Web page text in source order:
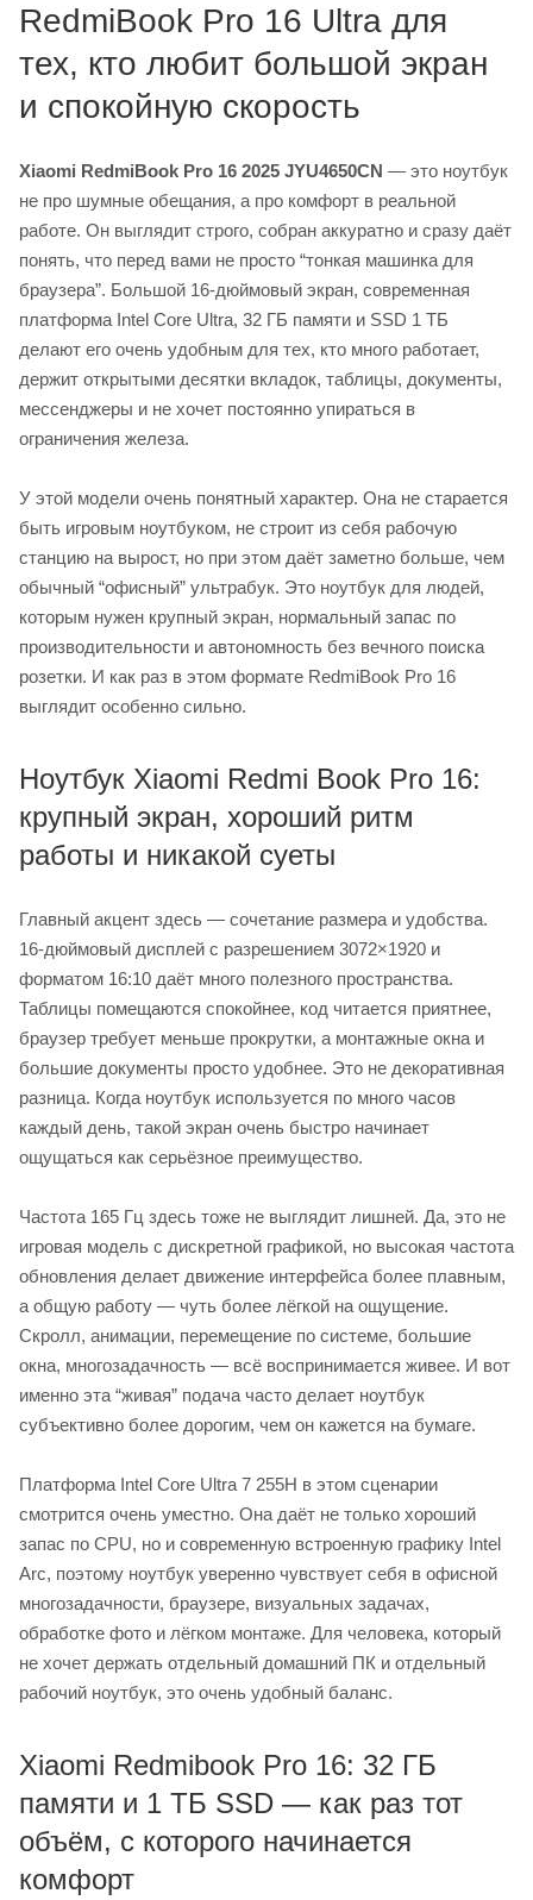
RedmiBook Pro 16 Ultra для
тех, кто любит большой экран
и спокойную скорость
Xiaomi RedmiBook Pro 16 2025 JYU4650CN — это ноутбук
не про шумные обещания, а про комфорт в реальной
работе. Он выглядит строго, собран аккуратно и сразу даёт
понять, что перед вами не просто “тонкая машинка для
браузера”. Большой 16-дюймовый экран, современная
платформа Intel Core Ultra, 32 ГБ памяти и SSD 1 ТБ
делают его очень удобным для тех, кто много работает,
держит открытыми десятки вкладок, таблицы, документы,
мессенджеры и не хочет постоянно упираться в
ограничения железа.
У этой модели очень понятный характер. Она не старается
быть игровым ноутбуком, не строит из себя рабочую
станцию на вырост, но при этом даёт заметно больше, чем
обычный “офисный” ультрабук. Это ноутбук для людей,
которым нужен крупный экран, нормальный запас по
производительности и автономность без вечного поиска
розетки. И как раз в этом формате RedmiBook Pro 16
выглядит особенно сильно.
Ноутбук Xiaomi Redmi Book Pro 16:
крупный экран, хороший ритм
работы и никакой суеты
Главный акцент здесь — сочетание размера и удобства.
16-дюймовый дисплей с разрешением 3072×1920 и
форматом 16:10 даёт много полезного пространства.
Таблицы помещаются спокойнее, код читается приятнее,
браузер требует меньше прокрутки, а монтажные окна и
большие документы просто удобнее. Это не декоративная
разница. Когда ноутбук используется по много часов
каждый день, такой экран очень быстро начинает
ощущаться как серьёзное преимущество.
Частота 165 Гц здесь тоже не выглядит лишней. Да, это не
игровая модель с дискретной графикой, но высокая частота
обновления делает движение интерфейса более плавным,
а общую работу — чуть более лёгкой на ощущение.
Скролл, анимации, перемещение по системе, большие
окна, многозадачность — всё воспринимается живее. И вот
именно эта “живая” подача часто делает ноутбук
субъективно более дорогим, чем он кажется на бумаге.
Платформа Intel Core Ultra 7 255H в этом сценарии
смотрится очень уместно. Она даёт не только хороший
запас по CPU, но и современную встроенную графику Intel
Arc, поэтому ноутбук уверенно чувствует себя в офисной
многозадачности, браузере, визуальных задачах,
обработке фото и лёгком монтаже. Для человека, который
не хочет держать отдельный домашний ПК и отдельный
рабочий ноутбук, это очень удобный баланс.
Xiaomi Redmibook Pro 16: 32 ГБ
памяти и 1 ТБ SSD — как раз тот
объём, с которого начинается
комфорт